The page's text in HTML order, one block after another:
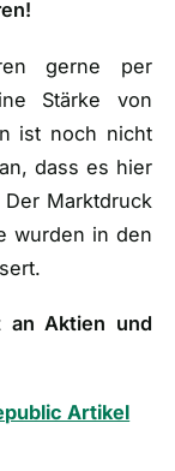
gerne per
Stärke von
ist noch nicht
dass es hier
Marktdruck
wurden in den
an Aktien und
Artikel